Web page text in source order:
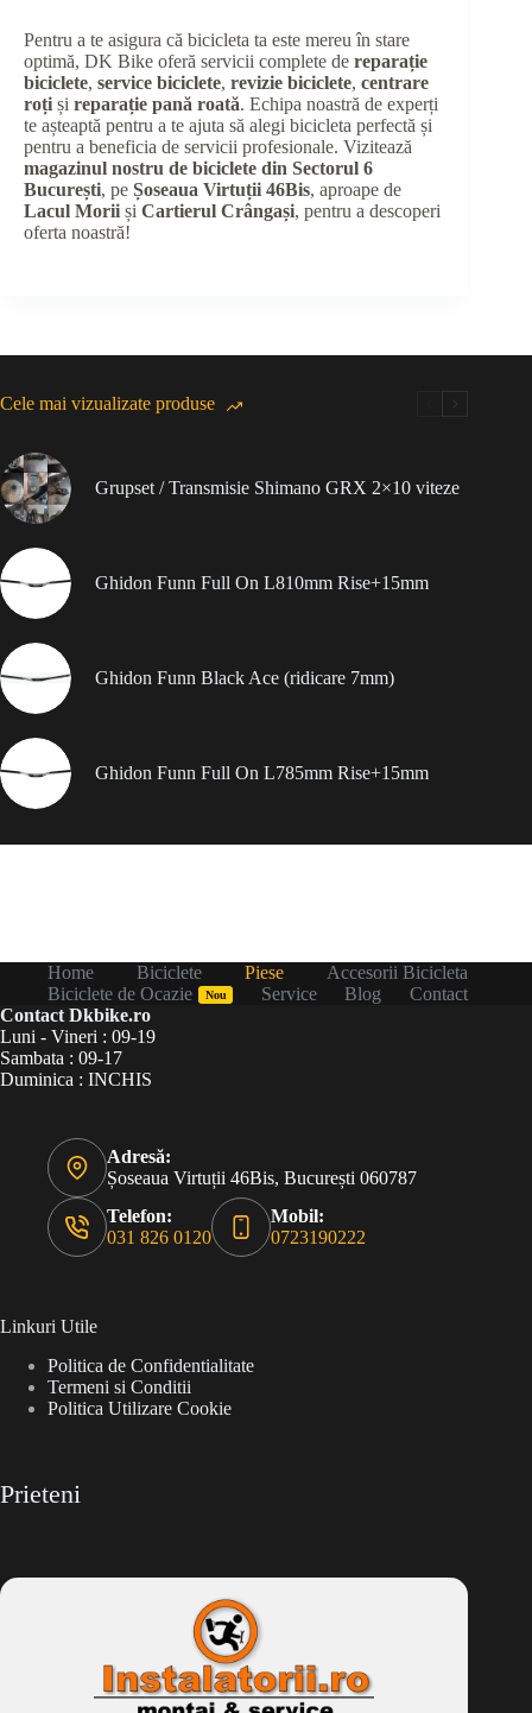
Pentru a te asigura că bicicleta ta este mereu în stare
optimă, DK Bike oferă servicii complete de reparație
biciclete, service biciclete, revizie biciclete, centrare
roți și reparație pană roată. Echipa noastră de experți
te așteaptă pentru a te ajuta să alegi bicicleta perfectă și
pentru a beneficia de servicii profesionale. Vizitează
magazinul nostru de biciclete din Sectorul 6
București, pe Șoseaua Virtuții 46Bis, aproape de
Lacul Morii și Cartierul Crângași, pentru a descoperi
oferta noastră!
Cele mai vizualizate produse
Grupset / Transmisie Shimano GRX 2×10 viteze
Ghidon Funn Full On L810mm Rise+15mm
Ghidon Funn Black Ace (ridicare 7mm)
Ghidon Funn Full On L785mm Rise+15mm
Home Biciclete Piese
Accesorii Bicicleta
Biciclete de Ocazie
Nou Service Blog
Contact
Contact Dkbike.ro
Luni - Vineri : 09-19
Sambata : 09-17
Duminica : INCHIS
Adresă:
Șoseaua Virtuții 46Bis, București 060787
Telefon:
031 826 0120
Mobil:
0723190222
Linkuri Utile
Politica de Confidentialitate
Termeni si Conditii
Politica Utilizare Cookie
Prieteni